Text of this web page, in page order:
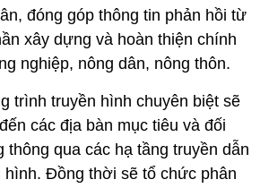
đóng góp thông tin phản hồi từ
xây dựng và hoàn thiện chính
nghiệp, nông dân, nông thôn.
trình truyền hình chuyên biệt sẽ
các địa bàn mục tiêu và đối
qua các hạ tầng truyền dẫn
hình. Đồng thời sẽ tổ chức phân